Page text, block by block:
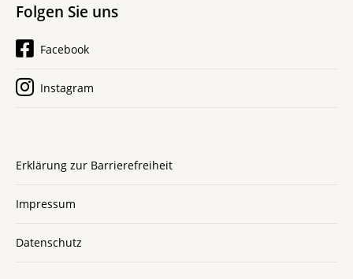
Folgen Sie uns
Facebook
Instagram
Erklärung zur Barrierefreiheit
Impressum
Datenschutz